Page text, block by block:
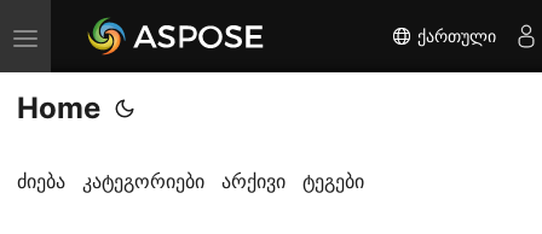
T
o
g
l
ქართული
Home
ძიება კატეგორიები არქივი ტეგები